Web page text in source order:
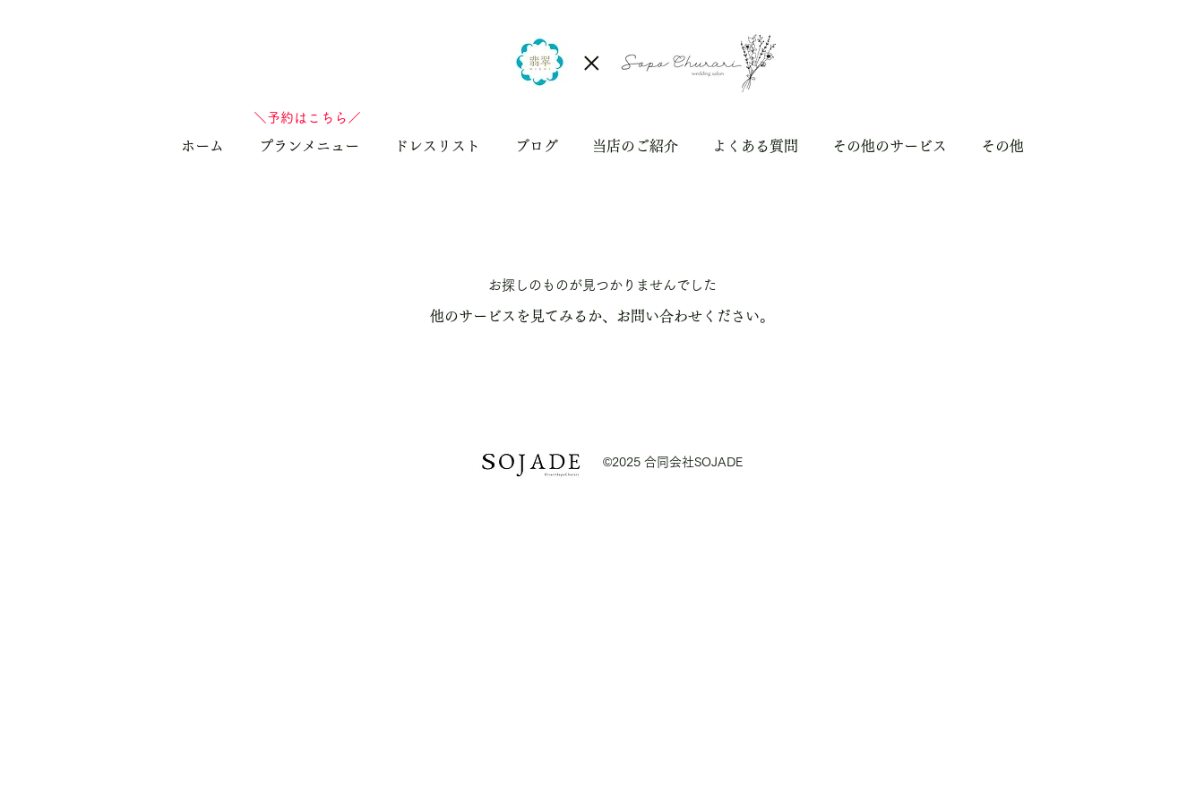
×
ホーム プランメニュー ドレスリスト ブログ 当店のご紹介 よくある質問 その他のサービス その他
​＼予約はこちら／
お探しのものが見つかりませんでした
他のサービスを見てみるか、お問い合わせください。
©2025 合同会社SOJADE